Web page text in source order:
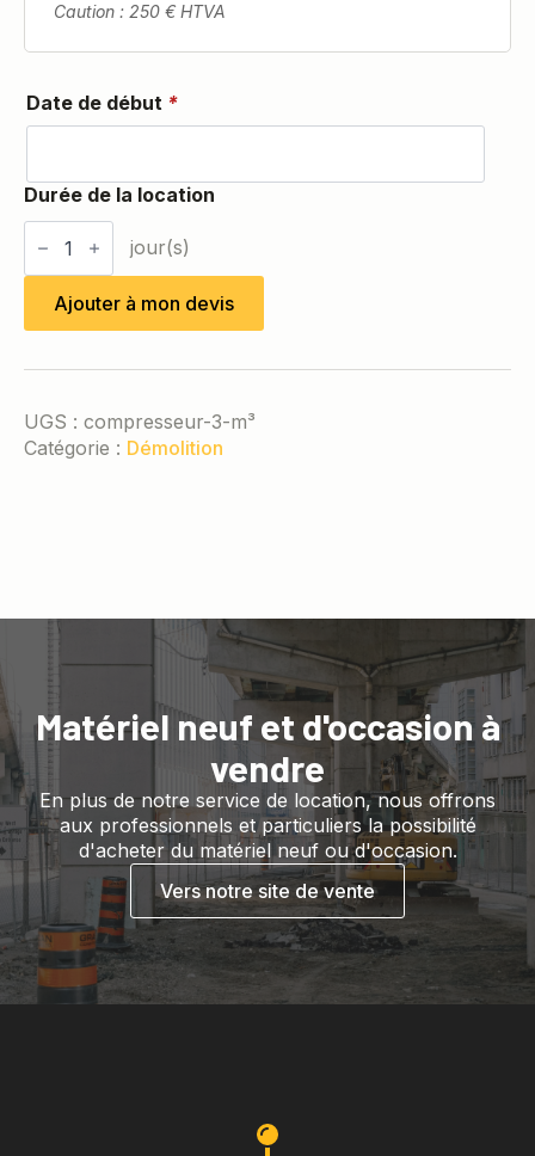
Caution : 250 € HTVA
Date de début *
quantité
de
Compresseur
Ajouter à mon devis
UGS : compresseur-3-m³
Catégorie : Démolition
Matériel neuf et d'occasion à
vendre
En plus de notre service de location, nous offrons
aux professionnels et particuliers la possibilité
d'acheter du matériel neuf ou d'occasion.
Vers notre site de vente